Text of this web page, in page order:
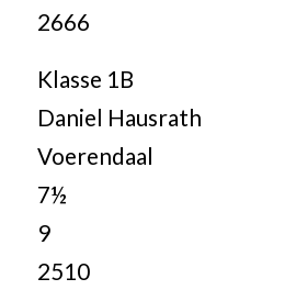
2666
Klasse 1B
Daniel Hausrath
Voerendaal
7½
9
2510